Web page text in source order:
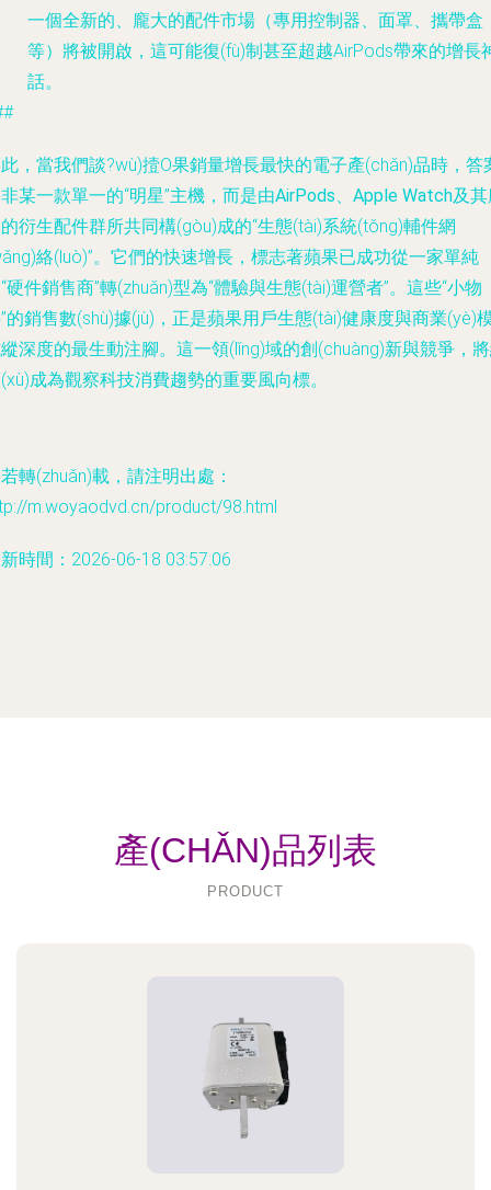
一個全新的、龐大的配件市場（專用控制器、面罩、攜帶盒
等）將被開啟，這可能復(fù)制甚至超越AirPods帶來的增長
話。
，當我們談?wù)撎O果銷量增長最快的電子產(chǎn)品時，答
某一款單一的“明星”主機，而是由AirPods、Apple Watch及
衍生配件群所共同構(gòu)成的“生態(tài)系統(tǒng)輔件網
絡(luò)”。它們的快速增長，標志著蘋果已成功從一家單純
硬件銷售商”轉(zhuǎn)型為“體驗與生態(tài)運營者”。這些“小物
的銷售數(shù)據(jù)，正是蘋果用戶生態(tài)健康度與商業(yè)
深度的最生動注腳。這一領(lǐng)域的創(chuàng)新與競爭，
成為觀察科技消費趨勢的重要風向標。
轉(zhuǎn)載，請注明出處：
m.woyaodvd.cn/product/98.html
時間：2026-06-18 03:57:06
產(CHǍN)品列表
PRODUCT